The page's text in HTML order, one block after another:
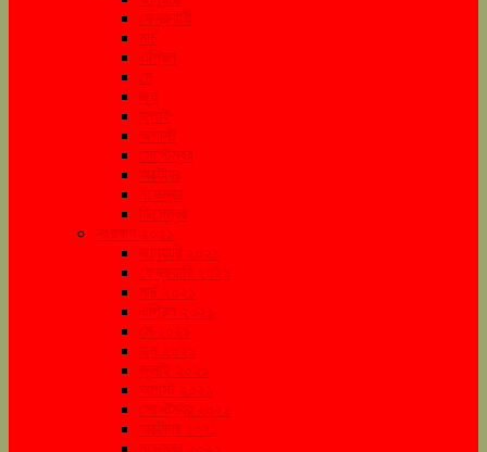
ফেব্রুয়ারী
মার্চ
এপ্রিল
মে
জুন
জুলাই
অগাস্ট
সেপ্টেম্বর
অক্টোবর
নভেম্বর
ডিসেম্বর
সংরক্ষণ ২০২১
জানুয়ারি ২০২১
ফেব্রুয়ারি ২০২১
মার্চ ২০২১
এপ্রিল ২০২১
মে ২০২১
জুন ২০২১
জুলাই ২০২১
আগস্ট ২০২১
সেপ্টেম্বর ২০২১
অক্টোবর ২০২১